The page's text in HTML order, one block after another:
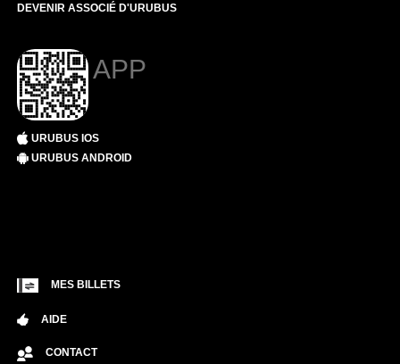
DEVENIR ASSOCIÉ D'URUBUS
APP
URUBUS IOS
URUBUS ANDROID
MES BILLETS
AIDE
CONTACT